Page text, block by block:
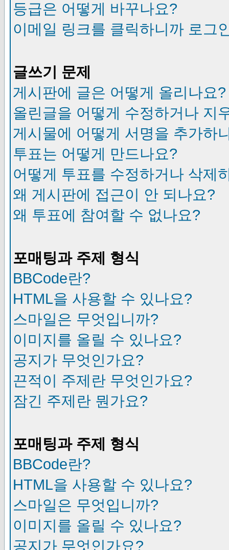
등급은 어떻게 바꾸나요?
이메일 링크를 클릭하니까 로그
글쓰기 문제
게시판에 글은 어떻게 올리나요?
올린글을 어떻게 수정하거나 지
게시물에 어떻게 서명을 추가하
투표는 어떻게 만드나요?
어떻게 투표를 수정하거나 삭제
왜 게시판에 접근이 안 되나요?
왜 투표에 참여할 수 없나요?
포매팅과 주제 형식
BBCode란?
HTML을 사용할 수 있나요?
스마일은 무엇입니까?
이미지를 올릴 수 있나요?
공지가 무엇인가요?
끈적이 주제란 무엇인가요?
잠긴 주제란 뭔가요?
포매팅과 주제 형식
BBCode란?
HTML을 사용할 수 있나요?
스마일은 무엇입니까?
이미지를 올릴 수 있나요?
공지가 무엇인가요?